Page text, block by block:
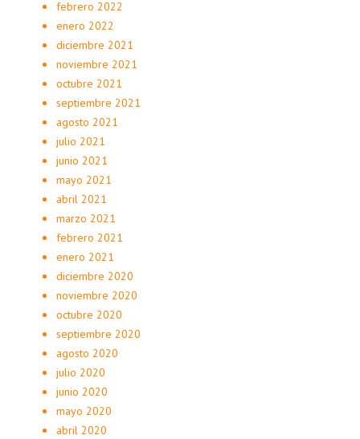
febrero 2022
enero 2022
diciembre 2021
noviembre 2021
octubre 2021
septiembre 2021
agosto 2021
julio 2021
junio 2021
mayo 2021
abril 2021
marzo 2021
febrero 2021
enero 2021
diciembre 2020
noviembre 2020
octubre 2020
septiembre 2020
agosto 2020
julio 2020
junio 2020
mayo 2020
abril 2020